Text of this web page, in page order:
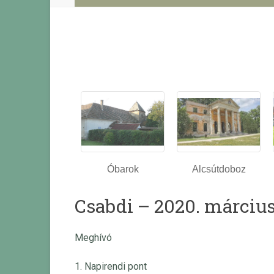
Óbarok Alcsútdoboz
Csabdi – 2020. március
Meghívó
1. Napirendi pont